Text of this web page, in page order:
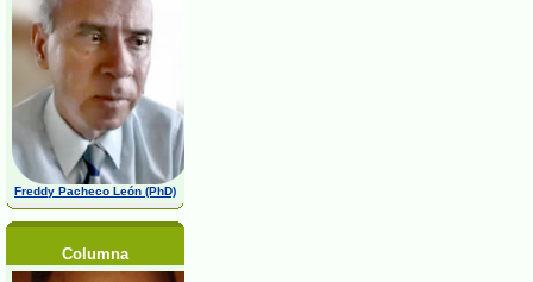
Freddy Pacheco León (PhD)
Columna